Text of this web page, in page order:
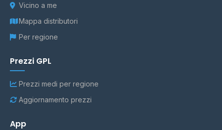
Vicino a me
Mappa distributori
Per regione
Prezzi GPL
Prezzi medi per regione
Aggiornamento prezzi
App